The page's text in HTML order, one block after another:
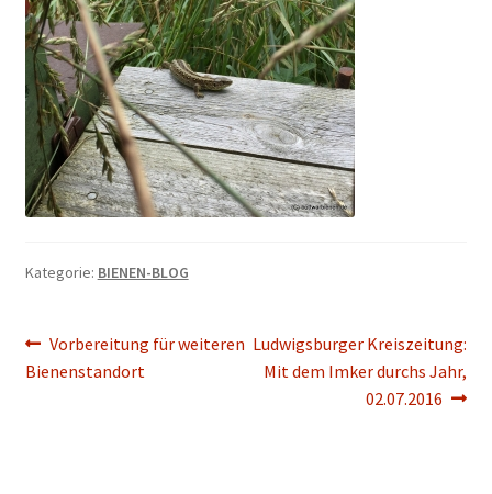
Kategorie: BIENEN-BLOG
Beitragsnavigation
Vorheriger
Beitrag:
Vorbereitung für weiteren
Bienenstandort
Nächster
Beitrag:
Ludwigsburger Kreiszeitung:
Mit dem Imker durchs Jahr,
02.07.2016